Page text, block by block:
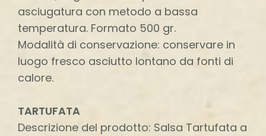
asciugatura con metodo a bassa
temperatura. Formato 500 gr.
Modalità di conservazione: conservare in
luogo fresco asciutto lontano da fonti di
calore.
TARTUFATA
Descrizione del prodotto: Salsa Tartufata a